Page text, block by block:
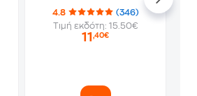
4.8
(346)
Τιμή εκδότη: 15.50€
11,40€